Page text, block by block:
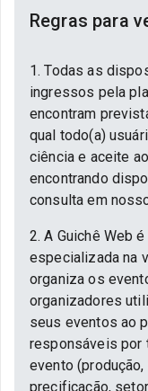
Regras para
1. Todas as
ingressos pela
encontram
qual todo(a)
ciência e aceite
encontrando
consulta em
2. A Guichê Web
especializada na
organiza os
organizadores
seus eventos ao
responsáveis por
evento
precificação,